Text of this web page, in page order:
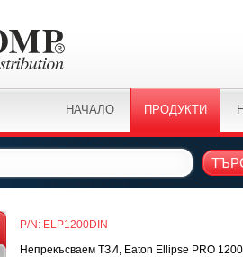
НАЧАЛО ПРОДУКТИ
P/N: ELP1200DIN
Непрекъсваем ТЗИ, Eaton Ellipse PRO 1200